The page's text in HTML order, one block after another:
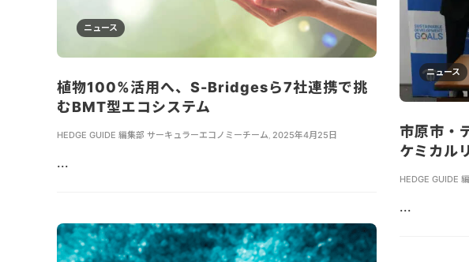
ニュース
植物100%活用へ、S-Bridgesら7社連携で挑
むBMT型エコシステム
HEDGE GUIDE 編集部 サーキュラーエコノミーチーム 2025年4月25日
...
ニュース
市原市・
ケミカル
HEDGE GUIDE
...